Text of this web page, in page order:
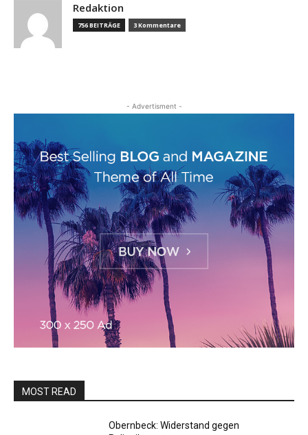
Redaktion
756 BEITRÄGE 3 Kommentare
- Advertisment -
MOST READ
Obernbeck: Widerstand gegen